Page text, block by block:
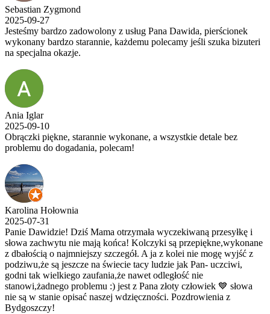
Sebastian Zygmond
2025-09-27
Jesteśmy bardzo zadowolony z usług Pana Dawida, pierścionek
wykonany bardzo starannie, każdemu polecamy jeśli szuka bizuteri
na specjalna okazje.
Ania Iglar
2025-09-10
Obrączki piękne, starannie wykonane, a wszystkie detale bez
problemu do dogadania, polecam!
Karolina Hołownia
2025-07-31
Panie Dawidzie! Dziś Mama otrzymała wyczekiwaną przesyłkę i
słowa zachwytu nie mają końca! Kolczyki są przepiękne,wykonane
z dbałością o najmniejszy szczegół. A ja z kolei nie mogę wyjść z
podziwu,że są jeszcze na świecie tacy ludzie jak Pan- uczciwi,
godni tak wielkiego zaufania,że nawet odległość nie
stanowi,żadnego problemu :) jest z Pana złoty człowiek 💙 słowa
nie są w stanie opisać naszej wdzięczności. Pozdrowienia z
Bydgoszczy!